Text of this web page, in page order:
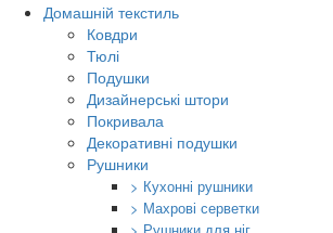
Домашній текстиль
Ковдри
Тюлі
Подушки
Дизайнерські штори
Покривала
Декоративні подушки
Рушники
> Кухонні рушники
> Махрові серветки